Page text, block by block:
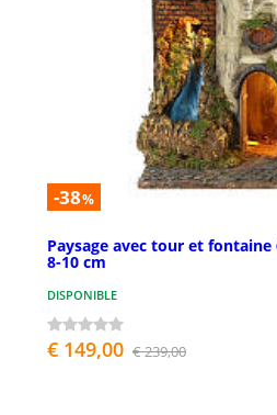
-38%
Paysage avec tour et
8-10 cm
DISPONIBLE
€ 149,00 € 239,00